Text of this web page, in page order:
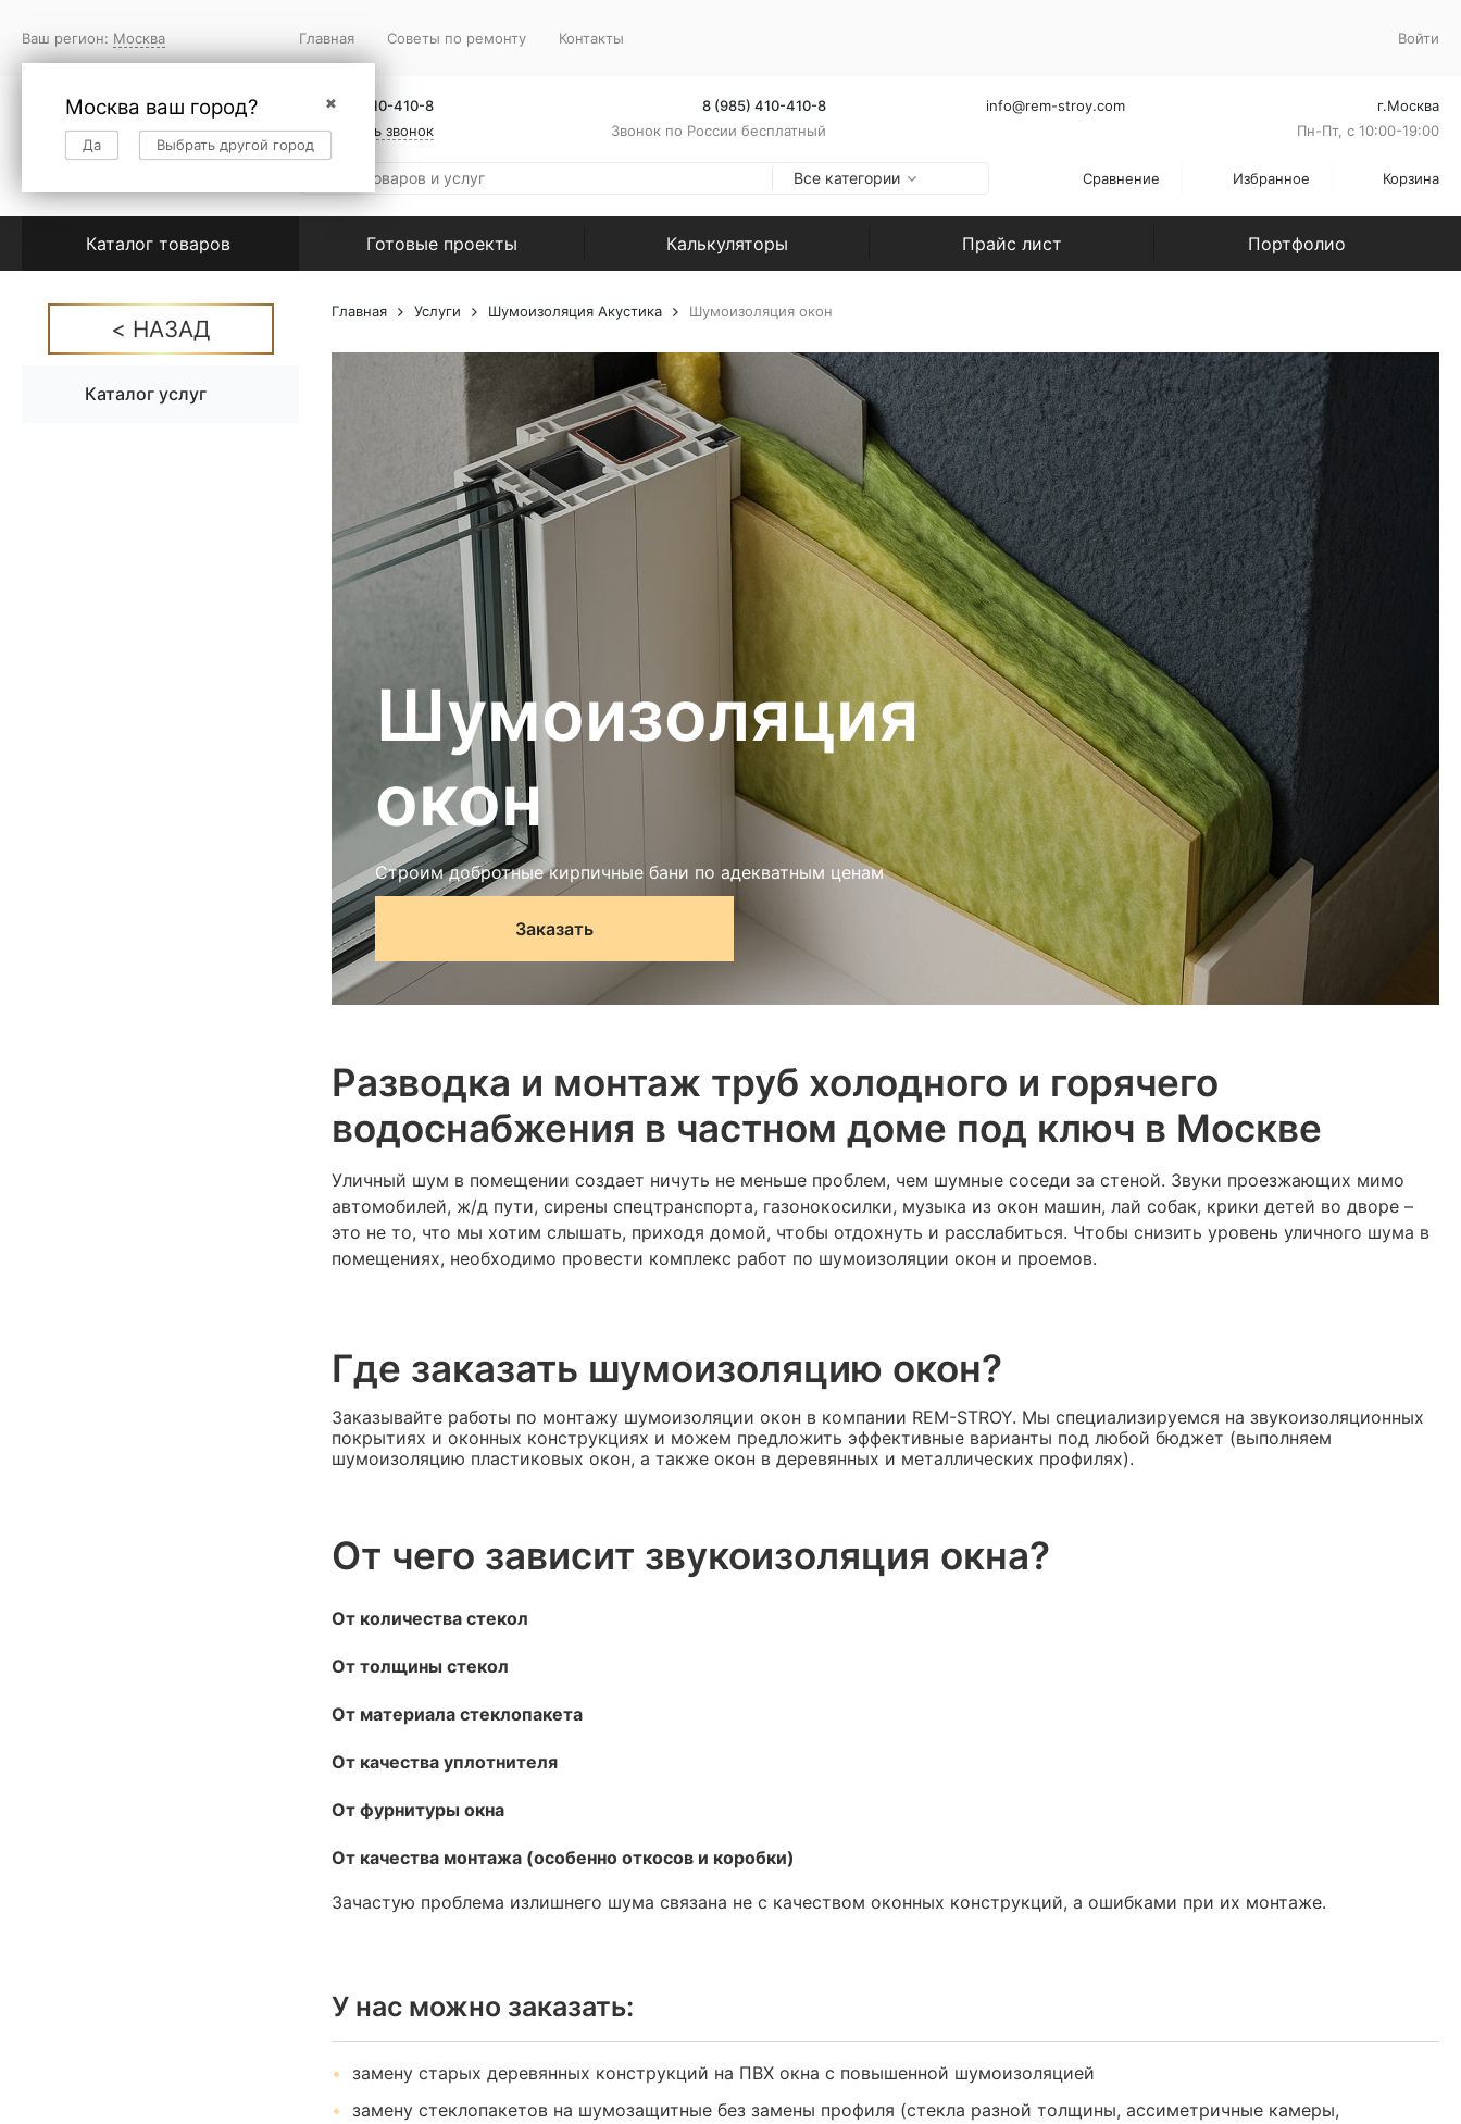
Ваш регион: Москва
✖
Москва ваш город?
Да Выбрать другой город
Главная Советы по ремонту Контакты Войти
+7 (495) 410-410-8
Заказать звонок
8 (985) 410-410-8
Звонок по России бесплатный
info@rem-stroy.com
г.Москва
Пн-Пт, с 10:00-19:00
Все категории Сравнение Избранное Корзина
Каталог товаров Готовые проекты Калькуляторы Прайс лист Портфолио
Главная Услуги Шумоизоляция Акустика Шумоизоляция окон
Шумоизоляция
окон
Строим добротные кирпичные бани по адекватным ценам
Заказать
Разводка и монтаж труб холодного и горячего
водоснабжения в частном доме под ключ в Москве
Уличный шум в помещении создает ничуть не меньше проблем, чем шумные соседи за стеной. Звуки проезжающих мимо
автомобилей, ж/д пути, сирены спецтранспорта, газонокосилки, музыка из окон машин, лай собак, крики детей во дворе –
это не то, что мы хотим слышать, приходя домой, чтобы отдохнуть и расслабиться. Чтобы снизить уровень уличного шума в
помещениях, необходимо провести комплекс работ по шумоизоляции окон и проемов.
Где заказать шумоизоляцию окон?
Заказывайте работы по монтажу шумоизоляции окон в компании REM-STROY. Мы специализируемся на звукоизоляционных
покрытиях и оконных конструкциях и можем предложить эффективные варианты под любой бюджет (выполняем
шумоизоляцию пластиковых окон, а также окон в деревянных и металлических профилях).
От чего зависит звукоизоляция окна?
От количества стекол
От толщины стекол
От материала стеклопакета
От качества уплотнителя
От фурнитуры окна
От качества монтажа (особенно откосов и коробки)
Зачастую проблема излишнего шума связана не с качеством оконных конструкций, а ошибками при их монтаже.
У нас можно заказать:
замену старых деревянных конструкций на ПВХ окна с повышенной шумоизоляцией
замену стеклопакетов на шумозащитные без замены профиля (стекла разной толщины, ассиметричные камеры,
Каталог услуг